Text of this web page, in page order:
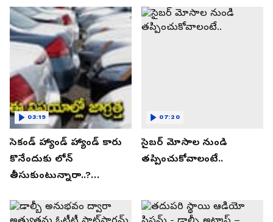
సెకండ్ హ్యాండ్ హ్యాండ్ కారు
కొనేందుకు లోన్
తీసుకుంటున్నారా..?
తెలుసుకోండి..!
03:19
సైబర్ మోసాల నుండి
తప్పించుకోవాలంటే..
07:20